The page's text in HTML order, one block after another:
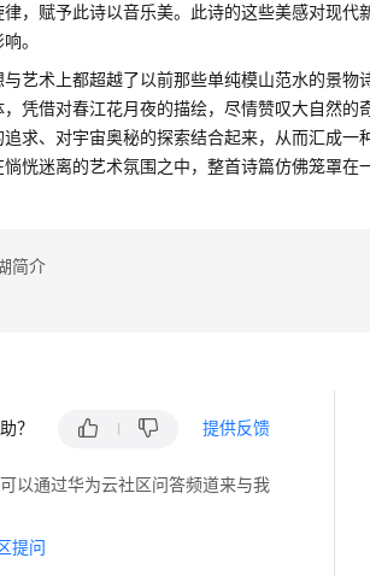
，赋予此诗以音乐美。此诗的这些美感对现
。
与艺术上都超越了以前那些单纯模山范水的景
凭借对春江花月夜的描绘，尽情赞叹大自然
求、对宇宙奥秘的探索结合起来，从而汇成
恍迷离的艺术氛围之中，整首诗篇仿佛笼罩在
简介
？ 提供反馈
以通过华为云社区问答频道来与我
提问